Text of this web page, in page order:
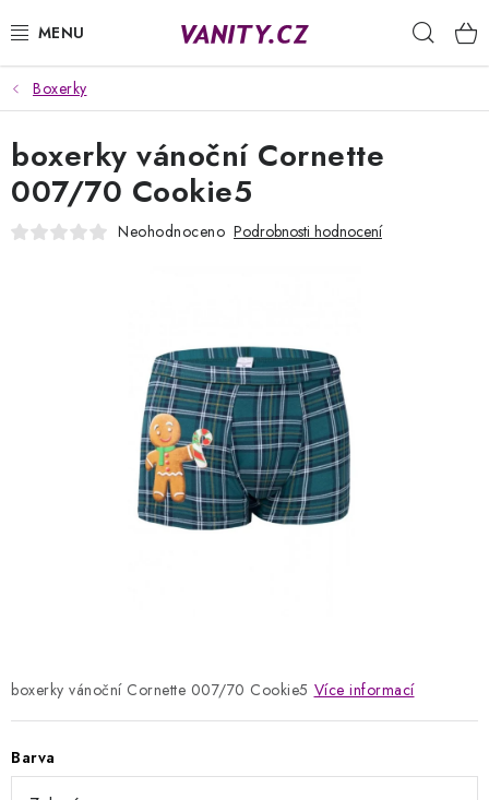
na
KABELKY
SPODNÍ PRÁDLO
PUNČOCHY
Jak nakupovat
Obchodní podmínky
Podmínky ochrany osobních údajů
Napište nám
Boxerky
boxerky vánoční Cornette 007/70 Cookie5 Více informací
Barva
boxerky vánoční Cornette
007/70 Cookie5
Neohodnoceno Podrobnosti hodnocení